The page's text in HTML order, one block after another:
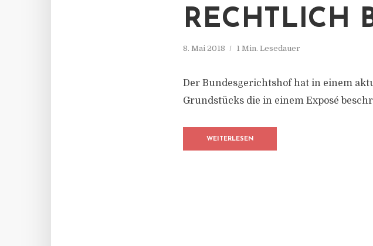
RECHTLICH
8. Mai 2018 1 Min. Lesedauer
Der Bundesgerichtshof hat in einem
Grundstücks die in einem Exposé
WEITERLESEN